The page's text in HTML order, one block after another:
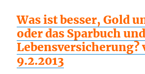
Was ist besser, Gold
oder das Sparbuch
Lebensversicherung?
9.2.2013